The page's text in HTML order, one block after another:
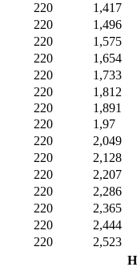
220 1,417
220 1,496
220 1,575
220 1,654
220 1,733
220 1,812
220 1,891
220 1,97
220 2,049
220 2,128
220 2,207
220 2,286
220 2,365
220 2,444
220 2,523